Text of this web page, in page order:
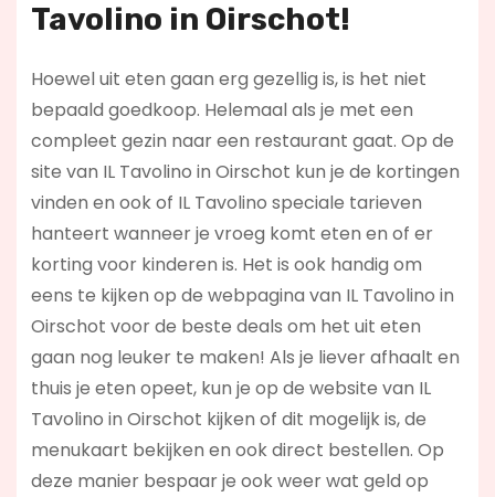
Tavolino in Oirschot!
Hoewel uit eten gaan erg gezellig is, is het niet
bepaald goedkoop. Helemaal als je met een
compleet gezin naar een restaurant gaat. Op de
site van IL Tavolino in Oirschot kun je de kortingen
vinden en ook of IL Tavolino speciale tarieven
hanteert wanneer je vroeg komt eten en of er
korting voor kinderen is. Het is ook handig om
eens te kijken op de webpagina van IL Tavolino in
Oirschot voor de beste deals om het uit eten
gaan nog leuker te maken! Als je liever afhaalt en
thuis je eten opeet, kun je op de website van IL
Tavolino in Oirschot kijken of dit mogelijk is, de
menukaart bekijken en ook direct bestellen. Op
deze manier bespaar je ook weer wat geld op